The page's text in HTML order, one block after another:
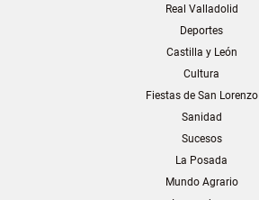
Real Valladolid
Deportes
Castilla y León
Cultura
Fiestas de San Lorenzo
Sanidad
Sucesos
La Posada
Mundo Agrario